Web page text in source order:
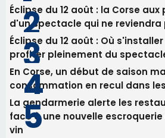
Éclipse du 12 août : la Corse
d'un spectacle qui ne reviendra
Éclipse du 12 août : Où
profiter pleinement du
En Corse, un début de saison
consommation en recul dans
La gendarmerie alerte les
face à une nouvelle
vin